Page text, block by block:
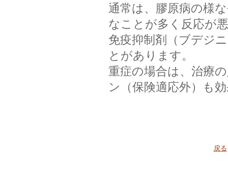
通常は、膠原病の様
なことが多く反応が
免疫抑制剤（ブデジ
とがあります。
重症の場合は、治療
ン（保険適応外）も
戻る